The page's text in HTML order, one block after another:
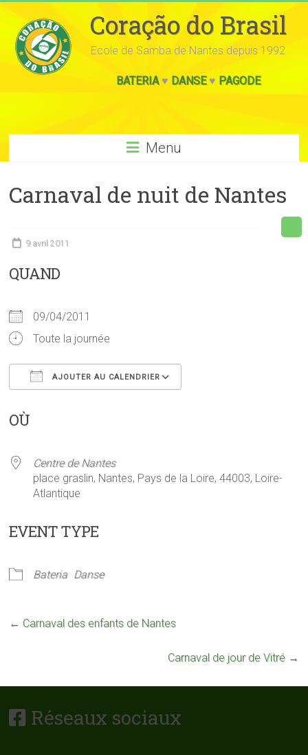
Coração do Brasil
Ecole de Samba de Nantes depuis 1992
BATERIA♥ DANSE♥ PAGODE
Menu
Carnaval de nuit de Nantes
9 avril 2011
QUAND
09/04/2011
Toute la journée
AJOUTER AU CALENDRIER
OÙ
Centre de Nantes
place graslin, Nantes, Pays de la Loire, 44003, Loire-
Atlantique
EVENT TYPE
Bateria Danse
← Carnaval des enfants de Nantes
Carnaval de jour de Vitré →
Réseaux sociaux